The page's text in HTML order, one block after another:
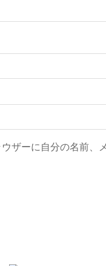
ザーに自分の名前、